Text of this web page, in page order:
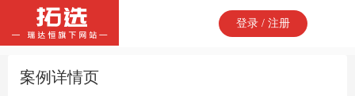
登录 / 注册
案例详情页